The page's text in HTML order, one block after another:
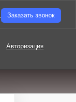
Заказать звонок
Авторизация